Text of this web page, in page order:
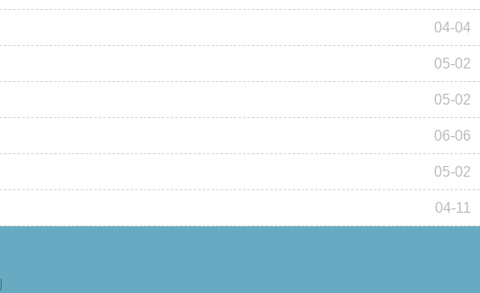
04-04
05-02
05-02
06-06
05-02
04-11